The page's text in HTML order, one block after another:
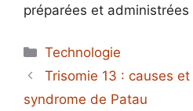
préparées et administrées
Catégories
Technologie
Trisomie 13 : causes
syndrome de Patau